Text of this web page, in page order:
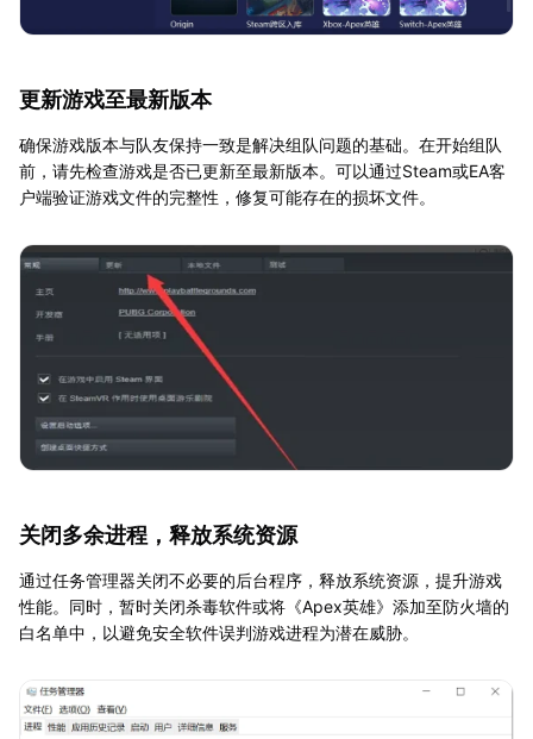
更新游戏至最新版本
确保游戏版本与队友保持一致是解决组队问题的基础。在开始组队
前，请先检查游戏是否已更新至最新版本。可以通过Steam或EA客
户端验证游戏文件的完整性，修复可能存在的损坏文件。
关闭多余进程，释放系统资源
通过任务管理器关闭不必要的后台程序，释放系统资源，提升游戏
性能。同时，暂时关闭杀毒软件或将《Apex英雄》添加至防火墙的
白名单中，以避免安全软件误判游戏进程为潜在威胁。